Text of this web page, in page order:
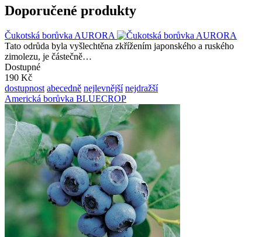
Doporučené produkty
Čukotská borůvka AURORA
Tato odrůda byla vyšlechtěna zkřížením japonského a ruského
zimolezu, je částečně…
Dostupné
190 Kč
dostupnost abecedně nejlevnější nejdražší
Americká borůvka BLUECROP